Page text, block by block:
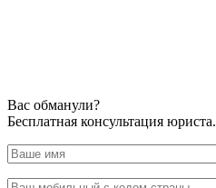
Вас обманули?
Бесплатная консультация юриста.